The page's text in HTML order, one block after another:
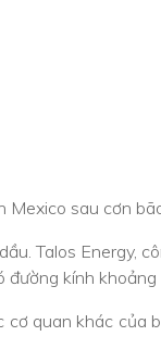
sau cơn
Talos Energy,
kính
quan khác